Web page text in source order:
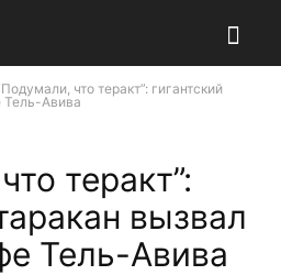
что теракт”: гигантский
Тель-Авива
теракт”:
вызвал
Тель-Авива